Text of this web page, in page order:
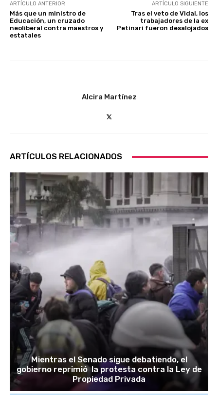
ARTÍCULO ANTERIOR
Más que un ministro de
Educación, un cruzado
neoliberal contra maestros y
estatales
ARTÍCULO SIGUIENTE
Tras el veto de Vidal, los
trabajadores de la ex
Petinari fueron desalojados
Alcira Martínez
ARTÍCULOS RELACIONADOS
Mientras el Senado sigue debatiendo, el
gobierno reprimió la protesta contra la Ley de
Propiedad Privada